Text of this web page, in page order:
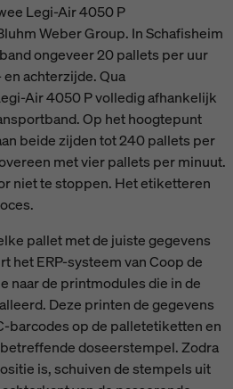
Legi-Air 4050 P
Weber Group. In Schafisheim
ongeveer 20 pallets per uur
achterzijde. Qua
Air 4050 P volledig afhankelijk
Op het hoogtepunt
beide zijden tot 240 pallets per
met vier pallets per minuut.
niet te stoppen. Het etiketteren
pallet met de juiste gegevens
het ERP-systeem van Coop de
naar de printmodules die in de
Deze printen de gegevens
barcodes op de palletetiketten en
doseerstempel. Zodra
is, schuiven de stempels uit